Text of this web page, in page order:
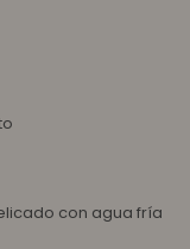
con agua fría